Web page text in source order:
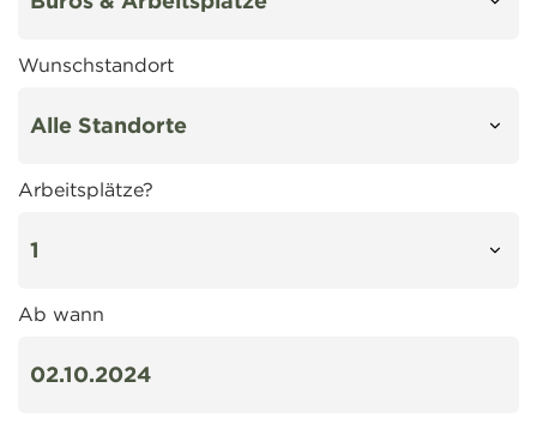
Wunschstandort
Arbeitsplätze?
Ab wann